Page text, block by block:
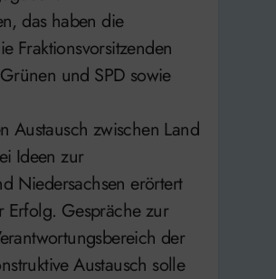
das haben die
Fraktionsvorsitzenden
und SPD sowie
Austausch zwischen Land
Ideen zur
Niedersachsen erörtert
Erfolg. Gespräche zur
der
Austausch solle